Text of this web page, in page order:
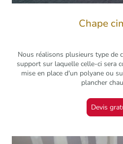
Chape
Nous réalisons plusieurs type de
support sur laquelle celle-ci sera
mise en place d'un polyane ou
plancher
Devis